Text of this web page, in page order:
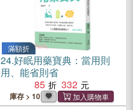
滿額折
24.好眠用藥寶典：當用則
用、能省則省
85
332
庫存 > 10